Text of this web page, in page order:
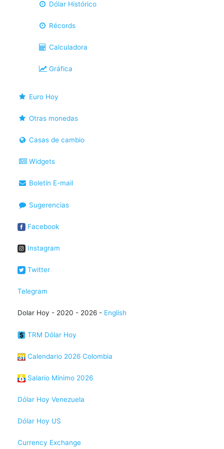
Dólar Histórico
Récords
Calculadora
Gráfica
Euro Hoy
Otras monedas
Casas de cambio
Widgets
Boletín E-mail
Sugerencias
Facebook
Instagram
Twitter
Telegram
Dolar Hoy - 2020 - 2026 - English
TRM Dólar Hoy
Calendario 2026 Colombia
Salario Mínimo 2026
Dólar Hoy Venezuela
Dólar Hoy US
Currency Exchange